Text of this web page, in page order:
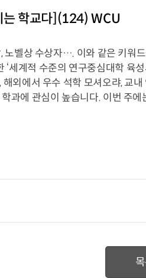
는 학교다](124) WCU
벨상 수상자…. 이와 같은 키워
‘세계적 수준의 연구중심대학 육
외에서 우수 석학 모셔오랴, 교
과에 관심이 높습니다. 이번 주에